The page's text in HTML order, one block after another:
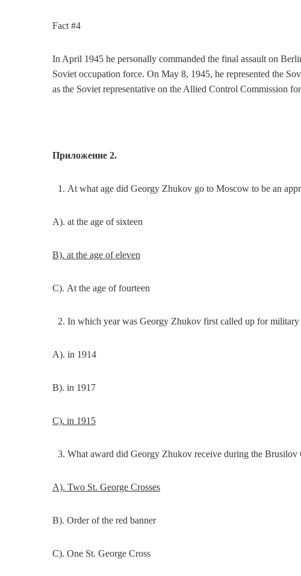
Fact #4
In April 1945 he personally commanded the final assault on
Soviet occupation force. On May 8, 1945, he represented the
as the Soviet representative on the Allied Control Commission
Приложение 2.
At what age did Georgy Zhukov go to Moscow to be an
A). at the age of sixteen
B). at the age of eleven
С). At the age of fourteen
In which year was Georgy Zhukov first called up for military
A). in 1914
B). in 1917
C). in 1915
What award did Georgy Zhukov receive during the Brusilov
A). Two St. George Crosses
B). Order of the red banner
С). One St. George Сross